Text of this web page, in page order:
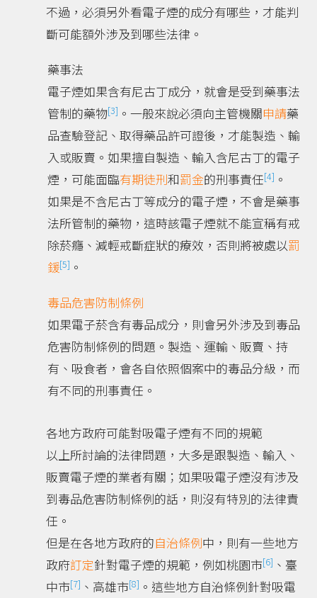
不過，必須另外看電子煙的成分有哪些，才能判
斷可能額外涉及到哪些法律。
藥事法
電子煙如果含有尼古丁成分，就會是受到藥事法
管制的藥物[3] 。一般來說必須向主管機關申請藥
品查驗登記、取得藥品許可證後，才能製造、輸
入或販賣。如果擅自製造、輸入含尼古丁的電子
煙，可能面臨有期徒刑和罰金的刑事責任[4] 。
如果是不含尼古丁等成分的電子煙，不會是藥事
法所管制的藥物，這時該電子煙就不能宣稱有戒
除菸癮、減輕戒斷症狀的療效，否則將被處以罰
鍰[5] 。
毒品危害防制條例
如果電子菸含有毒品成分，則會另外涉及到毒品
危害防制條例的問題。製造、運輸、販賣、持
有、吸食者，會各自依照個案中的毒品分級，而
有不同的刑事責任。
各地方政府可能對吸電子煙有不同的規範
以上所討論的法律問題，大多是跟製造、輸入、
販賣電子煙的業者有關；如果吸電子煙沒有涉及
到毒品危害防制條例的話，則沒有特別的法律責
任。
但是在各地方政府的自治條例中，則有一些地方
政府訂定針對電子煙的規範，例如桃園市[6] 、臺
中市[7] 、高雄市[8] 。這些地方自治條例針對吸電